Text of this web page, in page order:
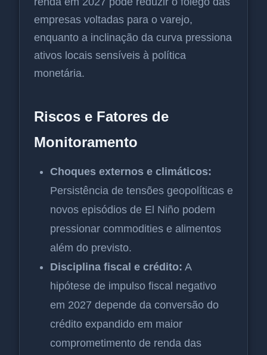
empresas voltadas para o varejo,
enquanto a inclinação da curva pressiona
ativos locais sensíveis à política
monetária.
Riscos e Fatores de
Monitoramento
Choques externos e climáticos:
Persistência de tensões geopolíticas e
novos episódios de El Niño podem
pressionar commodities e alimentos
além do previsto.
Disciplina fiscal e crédito: A
hipótese de impulso fiscal negativo
em 2027 depende da conversão do
crédito expandido em maior
comprometimento de renda das